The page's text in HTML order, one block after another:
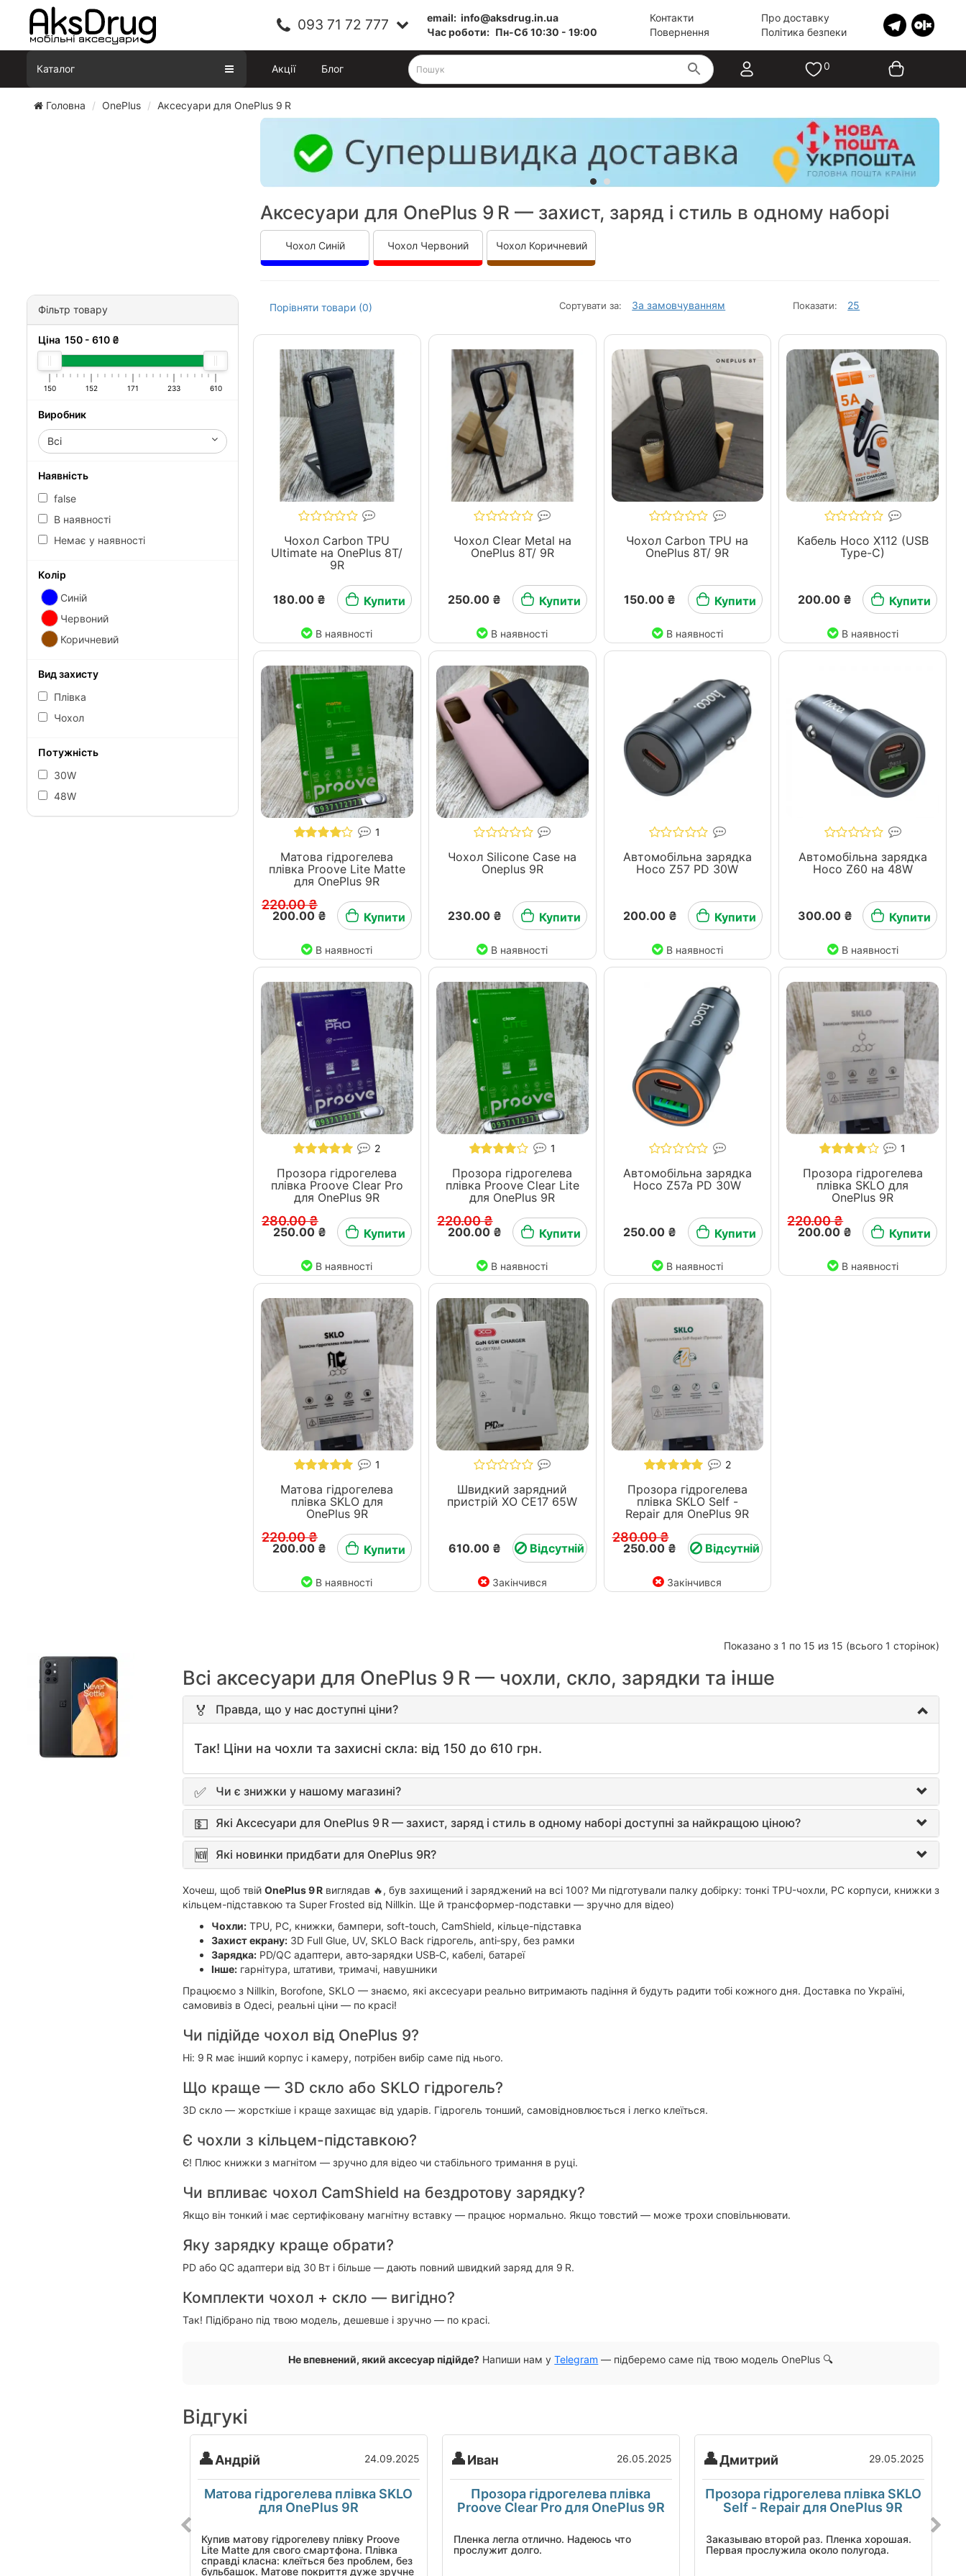
093 71 72 777 email: info@aksdrug.in.ua
Час роботи: Пн-Cб 10:30 - 19:00
Контакти
Повернення
Про доставку
Політика безпеки
Каталог Акції Блог 0
Головна OnePlus Аксесуари для OnePlus 9 R
Фільтр товару
Ціна 150 - 610 ₴
150 152 171 233 610
Виробник
Всі
Наявність
false
В наявності
Немає у наявності
Колір
Синій
Червоний
Коричневий
Вид захисту
Плівка
Чохол
Потужність
30W
48W
Аксесуари для OnePlus 9 R — захист, заряд і стиль в одному наборі
Чохол Синій Чохол Червоний Чохол Коричневий
Порівняти товари (0) Сортувати за: За замовчуванням Показати: 25
Чохол Carbon TPU
Ultimate на OnePlus 8T/
9R
180.00 ₴ Купити
В наявності
Чохол Clear Metal на
OnePlus 8T/ 9R
250.00 ₴ Купити
В наявності
Чохол Carbon TPU на
OnePlus 8T/ 9R
150.00 ₴ Купити
В наявності
Кабель Hoco X112 (USB
Type-C)
200.00 ₴ Купити
В наявності
1
Матова гідрогелева
плівка Proove Lite Matte
для OnePlus 9R
220.00 ₴
200.00 ₴ Купити
В наявності
Чохол Silicone Case на
Oneplus 9R
230.00 ₴ Купити
В наявності
Автомобільна зарядка
Hoco Z57 PD 30W
200.00 ₴ Купити
В наявності
Автомобільна зарядка
Hoco Z60 на 48W
300.00 ₴ Купити
В наявності
2
Прозора гідрогелева
плівка Proove Clear Pro
для OnePlus 9R
280.00 ₴
250.00 ₴ Купити
В наявності
1
Прозора гідрогелева
плівка Proove Clear Lite
для OnePlus 9R
220.00 ₴
200.00 ₴ Купити
В наявності
Автомобільна зарядка
Hoco Z57a PD 30W
250.00 ₴ Купити
В наявності
1
Прозора гідрогелева
плівка SKLO для
OnePlus 9R
220.00 ₴
200.00 ₴ Купити
В наявності
1
Матова гідрогелева
плівка SKLO для
OnePlus 9R
220.00 ₴
200.00 ₴ Купити
В наявності
Швидкий зарядний
пристрій ХО СЕ17 65W
610.00 ₴ Відсутній
Закінчився
2
Прозора гідрогелева
плівка SKLO Self -
Repair для OnePlus 9R
280.00 ₴
250.00 ₴ Відсутній
Закінчився
Показано з 1 по 15 из 15 (всього 1 сторінок)
Всі аксесуари для OnePlus 9 R — чохли, скло, зарядки та інше
Правда, що у нас доступні ціни?
Так! Ціни на чохли та захисні скла: від 150 до 610 грн.
Чи є знижки у нашому магазині?
Які Аксесуари для OnePlus 9 R — захист, заряд і стиль в одному наборі доступні за найкращою ціною?
Які новинки придбати для OnePlus 9R?
Хочеш, щоб твій OnePlus 9 Rвиглядав 🔥, був захищений і заряджений на всі 100? Ми підготували палку добірку: тонкі TPU-чохли, PC корпуси, книжки з
кільцем-підставкою та Super Frosted від Nillkin. Ще й трансформер-подставки — зручно для відео)
Чохли:TPU, PC, книжки, бампери, soft-touch, CamShield, кільце-підставка
Захист екрану:3D Full Glue, UV, SKLO Back гідрогель, anti‑spy, без рамки
Зарядка:PD/QC адаптери, авто‑зарядки USB‑C, кабелі, батареї
Інше:гарнітура, штативи, тримачі, навушники
Працюємо з Nillkin, Borofone, SKLO — знаємо, які аксесуари реально витримають падіння й будуть радити тобі кожного дня. Доставка по Україні,
самовивіз в Одесі, реальні ціни — по красі!
Чи підійде чохол від OnePlus 9?
Ні: 9 R має інший корпус і камеру, потрібен вибір саме під нього.
Що краще — 3D скло або SKLO гідрогель?
3D скло — жорсткіше і краще захищає від ударів. Гідрогель тонший, самовідновлюється і легко клеїться.
Є чохли з кільцем-підставкою?
Є! Плюс книжки з магнітом — зручно для відео чи стабільного тримання в руці.
Чи впливає чохол CamShield на бездротову зарядку?
Якщо він тонкий і має сертифіковану магнітну вставку — працює нормально. Якщо товстий — може трохи сповільнювати.
Яку зарядку краще обрати?
PD або QC адаптери від 30 Вт і більше — дають повний швидкий заряд для 9 R.
Комплекти чохол + скло — вигідно?
Так! Підібрано під твою модель, дешевше і зручно — по красі.
Не впевнений, який аксесуар підійде? Напиши нам уTelegram — підберемо саме під твою модель OnePlus 🔍
Відгукі
Андрій 24.09.2025
Матова гідрогелева плівка SKLO
для OnePlus 9R
Купив матову гідрогелеву плівку Proove
Lite Matte для свого смартфона. Плівка
справді класна: клеїться без проблем, без
бульбашок. Матове покриття дуже зручне
Иван 26.05.2025
Прозора гідрогелева плівка
Proove Clear Pro для OnePlus 9R
Пленка легла отлично. Надеюсь что
прослужит долго.
Дмитрий 29.05.2025
Прозора гідрогелева плівка SKLO
Self - Repair для OnePlus 9R
Заказываю второй раз. Пленка хорошая.
Первая прослужила около полугода.